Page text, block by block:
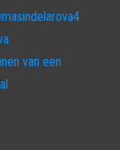
van een